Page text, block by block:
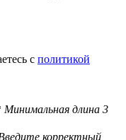
с политикой
Минимальная длина 3
корректный